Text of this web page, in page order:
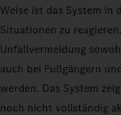
Weise ist das System in
Situationen zu
Unfallvermeidung
auch bei Fußgängern
werden. Das System
noch nicht vollständig